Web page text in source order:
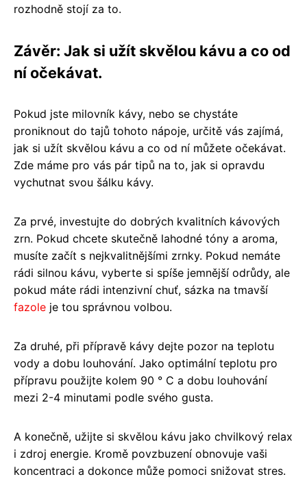
rozhodně stojí za to.
Závěr: Jak si užít skvělou kávu a co od
ní očekávat.
Pokud jste milovník kávy, nebo se chystáte
proniknout do tajů tohoto nápoje, určitě vás zajímá,
jak si užít skvělou kávu a co od ní můžete očekávat.
Zde máme pro vás pár tipů na to, jak si opravdu
vychutnat svou šálku kávy.
Za prvé, investujte do dobrých kvalitních kávových
zrn. Pokud chcete skutečně lahodné tóny a aroma,
musíte začít s nejkvalitnějšími zrnky. Pokud nemáte
rádi silnou kávu, vyberte si spíše jemnější odrůdy, ale
pokud máte rádi intenzivní chuť, sázka na tmavší
fazole je tou správnou volbou.
Za druhé, při přípravě kávy dejte pozor na teplotu
vody a dobu louhování. Jako optimální teplotu pro
přípravu použijte kolem 90 ° C a dobu louhování
mezi 2-4 minutami podle svého gusta.
A konečně, užijte si skvělou kávu jako chvilkový relax
i zdroj energie. Kromě povzbuzení obnovuje vaši
koncentraci a dokonce může pomoci snižovat stres.